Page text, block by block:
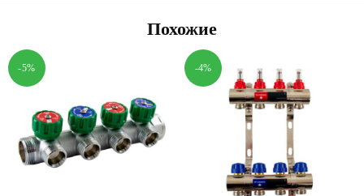
Похожие
-5% -4%